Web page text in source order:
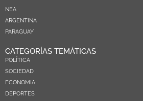
NEA
ARGENTINA
PARAGUAY
CATEGORÍAS TEMÁTICAS
POLÍTICA
SOCIEDAD
ECONOMIA
DEPORTES